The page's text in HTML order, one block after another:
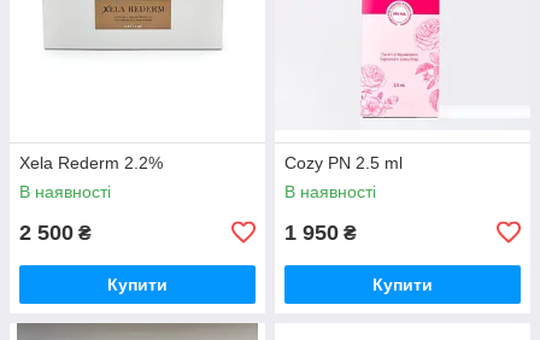
Xela Rederm 2.2%
В наявності
2 500 ₴
Купити
Cozy PN 2.5 ml
В наявності
1 950 ₴
Купити